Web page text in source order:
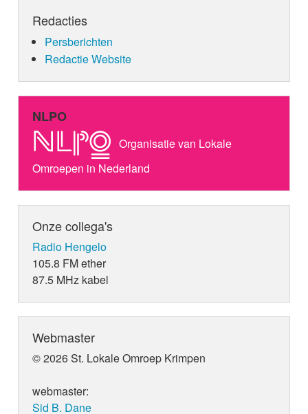
Redacties
Persberichten
Redactie Website
NLPO
Organisatie van Lokale
Omroepen in Nederland
Onze collega's
Radio Hengelo
105.8 FM ether
87.5 MHz kabel
Webmaster
© 2026 St. Lokale Omroep Krimpen
webmaster:
Sid B. Dane